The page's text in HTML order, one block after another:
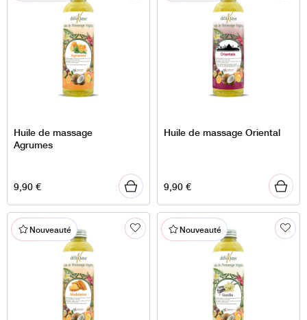
Huile de massage
Agrumes
9,90€
Huile de massage Oriental
9,90€
Nouveauté Nouveauté